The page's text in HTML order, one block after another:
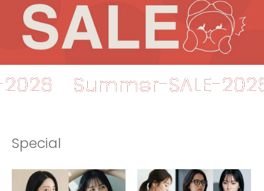
2026 Summer-
Special